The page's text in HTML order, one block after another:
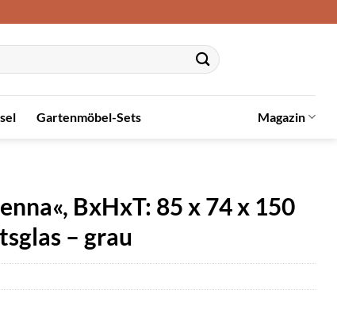
Gartenmöbel-Sets Magazin
BxHxT: 85 x 74 x 150
– grau